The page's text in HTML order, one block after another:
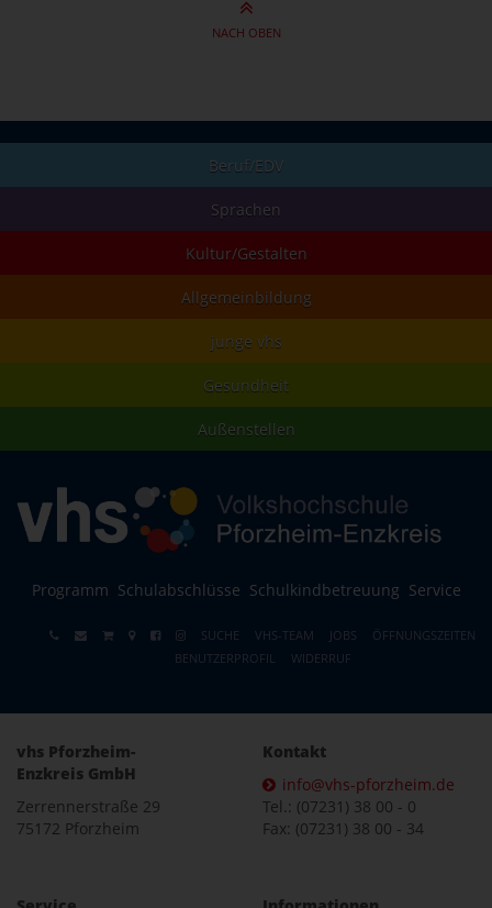
NACH OBEN
Beruf/EDV
Sprachen
Kultur/Gestalten
Allgemeinbildung
junge vhs
Gesundheit
Außenstellen
Programm Schulabschlüsse Schulkindbetreuung Service
SUCHE VHS-TEAM JOBS
ÖFFNUNGSZEITEN
BENUTZERPROFIL
WIDERRUF
vhs Pforzheim-
Enzkreis GmbH
Zerrennerstraße 29
75172 Pforzheim
Kontakt
info@vhs-pforzheim.de
Tel.: (07231) 38 00 - 0
Fax: (07231) 38 00 - 34